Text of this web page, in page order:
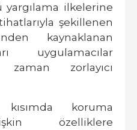
ilkelerine
şekillenen
kaynaklanan
uygulamacılar
zorlayıcı
koruma
özelliklere